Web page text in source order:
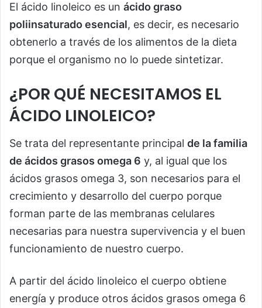
El ácido linoleico es un ácido graso
poliinsaturado esencial, es decir, es necesario
obtenerlo a través de los alimentos de la dieta
porque el organismo no lo puede sintetizar.
¿POR QUÉ NECESITAMOS EL
ÁCIDO LINOLEICO?
Se trata del representante principal de la familia
de ácidos grasos omega 6 y, al igual que los
ácidos grasos omega 3, son necesarios para el
crecimiento y desarrollo del cuerpo porque
forman parte de las membranas celulares
necesarias para nuestra supervivencia y el buen
funcionamiento de nuestro cuerpo.
A partir del ácido linoleico el cuerpo obtiene
energía y produce otros ácidos grasos omega 6